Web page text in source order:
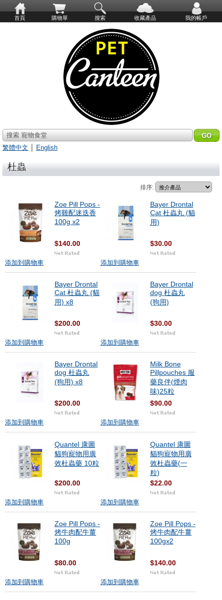
首頁 購物單 搜索 收藏產品 我的帳戶
搜索 寵物食堂
繁體中文
English
杜蟲
排序:
Zoe Pill Pops -
烤雞配迷迭香
100g x2
$140.00
添加到購物車
Bayer Drontal
Cat 杜蟲丸 (貓
用)
$30.00
添加到購物車
Bayer Drontal
Cat 杜蟲丸 (貓
用) x8
$200.00
添加到購物車
Bayer Drontal
dog 杜蟲丸
(狗用)
$30.00
添加到購物車
Bayer Drontal
dog 杜蟲丸
(狗用) x8
$200.00
添加到購物車
Milk Bone
Pillpouches 服
藥良伴(煙肉
味)25粒
$90.00
添加到購物車
Quantel 康圖
貓狗寵物用廣
效杜蟲藥 10粒
$200.00
添加到購物車
Quantel 康圖
貓狗寵物用廣
效杜蟲藥(一
粒)
$22.00
添加到購物車
Zoe Pill Pops -
烤牛肉配牛薑
100g
$80.00
添加到購物車
Zoe Pill Pops -
烤牛肉配牛薑
100gx2
$140.00
添加到購物車